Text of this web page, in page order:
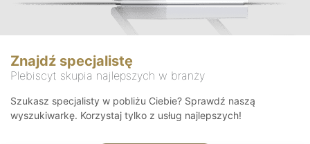
Znajdź specjalistę
Plebiscyt skupia najlepszych w branży
Szukasz specjalisty w pobliżu Ciebie? Sprawdź naszą
wyszukiwarkę. Korzystaj tylko z usług najlepszych!